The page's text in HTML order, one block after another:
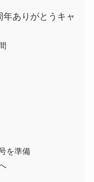
ありがとうキャ
を準備